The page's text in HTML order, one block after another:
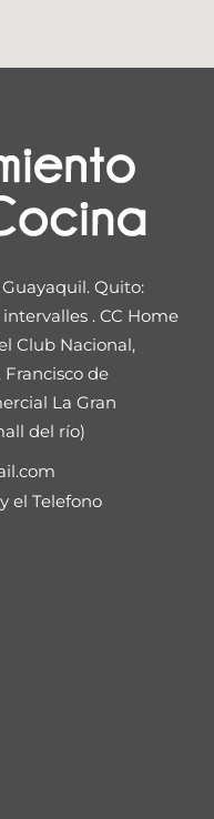
Quito:
. CC Home
Club Nacional,
de
La Gran
del río)
el Telefono